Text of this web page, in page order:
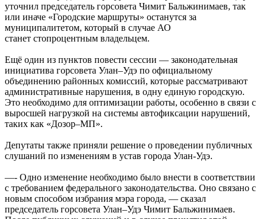
уточнил председатель горсовета Чимит Бальжинимаев, так
или иначе «Городские маршруты» останутся за
муниципалитетом, который в случае АО
станет стопроцентным владельцем.
Ещё один из пунктов повести сессии — законодательная
инициатива горсовета Улан–Удэ по официальному
объединению районных комиссий, которые рассматривают
административные нарушения, в одну единую городскую.
Это необходимо для оптимизации работы, особенно в связи с
выросшей нагрузкой на системы автофиксации нарушений,
таких как «Дозор–МП».
Депутаты также приняли решение о проведении публичных
слушаний по изменениям в устав города Улан-Удэ.
—- Одно изменение необходимо было внести в соответствии
с требованием федерального законодательства. Оно связано с
новым способом избрания мэра города, — сказал
председатель горсовета Улан–Удэ Чимит Бальжинимаев.